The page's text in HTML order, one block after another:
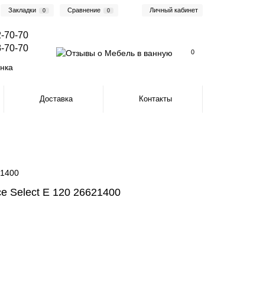
Закладки 0 Сравнение 0 Личный кабинет
70-70
70-70
0
Доставка Контакты
Select E 120 26621400